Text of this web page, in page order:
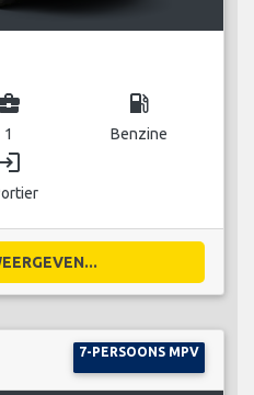
1
local_gas_station
Benzine
7-PERSOONS MPV